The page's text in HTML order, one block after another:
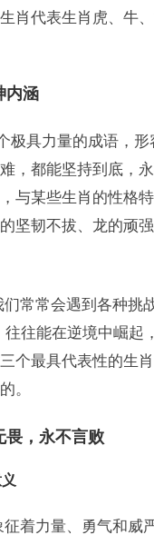
肖代表生肖虎、牛、
内涵
极具力量的成语，
，都能坚持到底，
与某些生肖的性格
坚韧不拔、龙的顽
常常会遇到各种挑
往往能在逆境中崛起
个最具代表性的生
。
畏，永不言败
征着力量、勇气和威